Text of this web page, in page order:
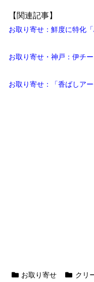
【関連記事】
お取り寄せ：鮮度に特化
お取り寄せ・神戸：伊チ
お取り寄せ：「香ばしア
お取り寄せ クリ